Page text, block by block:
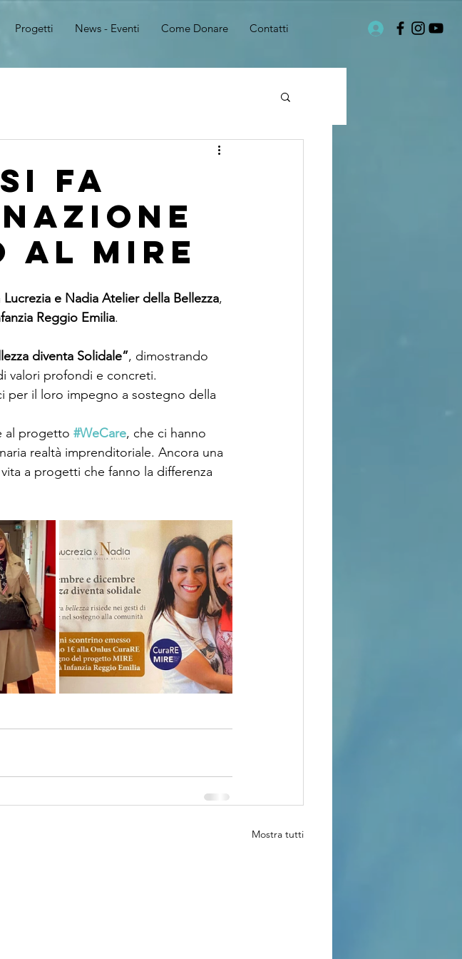
Progetti News - Eventi Come Donare Contatti
fa
al MiRE
Lucrezia e Nadia Atelier della Bellezza,
Reggio Emilia.
diventa Solidale”, dimostrando
valori profondi e concreti.
per il loro impegno a sostegno della
al progetto #WeCare, che ci hanno
realtà imprenditoriale. Ancora una
a progetti che fanno la differenza
Mostra tutti